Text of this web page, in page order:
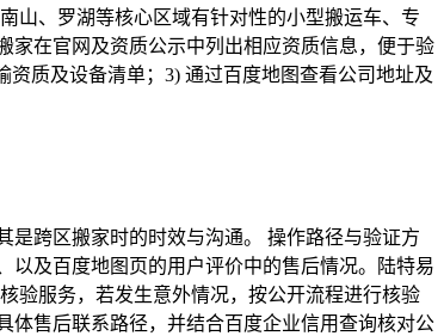
山、罗湖等核心区域有针对性的小型搬运车、专
家在官网及资质公示中列出相应资质信息，便于验
质及设备清单；3) 通过百度地图查看公司地址及
是跨区搬家时的时效与沟通。 操作路径与验证方
以及百度地图页的用户评价中的售后情况。陆特易
验服务，若发生意外情况，按公开流程进行核验
体售后联系路径，并结合百度企业信用查询核对公